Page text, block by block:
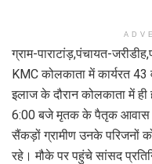
ग्राम-पाराटांड़,पंचायत-
KMC कोलकाता में कार्यरत 43
इलाज के दौरान कोलकाता में
6:00 बजे मृतक के पैतृक आवास
सैंकड़ों ग्रामीण उनके परिजनों
रहे। मौके पर पहुंचे सांसद